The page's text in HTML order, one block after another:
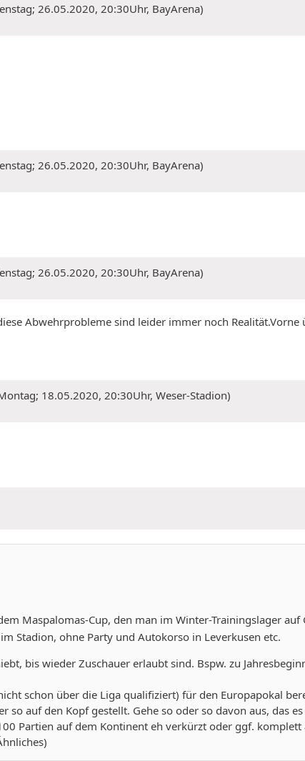
26.05.2020, 20:30Uhr, BayArena)
26.05.2020, 20:30Uhr, BayArena)
26.05.2020, 20:30Uhr, BayArena)
Abwehrprobleme sind leider immer noch
18.05.2020, 20:30Uhr, Weser-Stadion)
Maspalomas-Cup, den man im Winter-Trainingslager auf
Stadion, ohne Party und Autokorso in Leverkusen etc.
bis wieder Zuschauer erlaubt sind. Bspw. zu
schon über die Liga qualifiziert) für den Europapokal
so auf den Kopf gestellt. Gehe so oder so davon aus, das
Partien auf dem Kontinent eh verkürzt oder ggf.